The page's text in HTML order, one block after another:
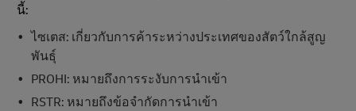
นี้:
ไซเตส: เกี่ยวกับการค้าระหว่างประเทศของสัตว์ใกล้สูญ
พันธุ์
PROHI: หมายถึงการระงับการนําเข้า
RSTR: หมายถึงข้อจํากัดการนําเข้า